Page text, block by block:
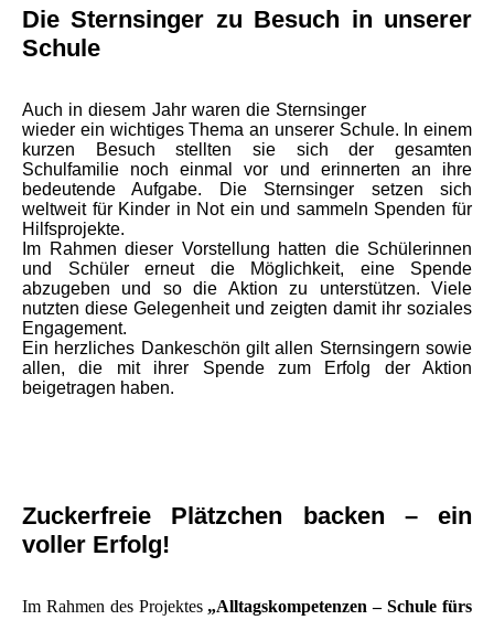
Die Sternsinger zu Besuch in unserer
Schule
Auch in diesem Jahr waren die Sternsinger
wieder ein wichtiges Thema an unserer Schule. In einem
kurzen Besuch stellten sie sich der gesamten
Schulfamilie noch einmal vor und erinnerten an ihre
bedeutende Aufgabe. Die Sternsinger setzen sich
weltweit für Kinder in Not ein und sammeln Spenden für
Hilfsprojekte.
Im Rahmen dieser Vorstellung hatten die Schülerinnen
und Schüler erneut die Möglichkeit, eine Spende
abzugeben und so die Aktion zu unterstützen. Viele
nutzten diese Gelegenheit und zeigten damit ihr soziales
Engagement.
Ein herzliches Dankeschön gilt allen Sternsingern sowie
allen, die mit ihrer Spende zum Erfolg der Aktion
beigetragen haben.
Zuckerfreie Plätzchen backen – ein
voller Erfolg!
Im Rahmen des Projektes „Alltagskompetenzen – Schule fürs